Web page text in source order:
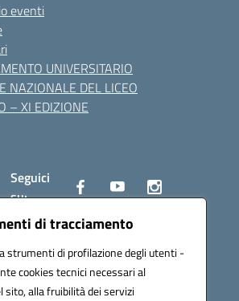
di tracciamento
strumenti di profilazione degli utenti -
cookies tecnici necessari al
alla fruibilità dei servizi
eventi
UNIVERSITARIO
NAZIONALE DEL LICEO
– XI EDIZIONE
Seguici
su: